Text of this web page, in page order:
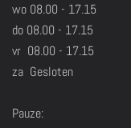
wo 08.00 - 17.15
do 08.00 - 17.15
vr 08.00 - 17.15
za Gesloten
Pauze: